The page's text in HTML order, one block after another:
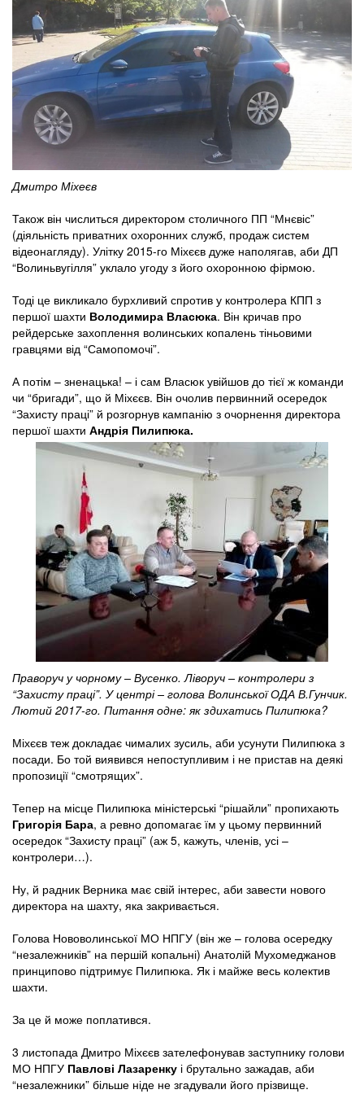
Дмитро Міхеєв
Також він числиться директором столичного ПП “Мнєвіс”
(діяльність приватних охоронних служб, продаж систем
відеонагляду). Улітку 2015-го Міхєєв дуже наполягав, аби ДП
“Волиньвугілля” уклало угоду з його охоронною фірмою.
Тоді це викликало бурхливий спротив у контролера КПП з
першої шахти Володимира Власюка. Він кричав про
рейдерське захоплення волинських копалень тіньовими
гравцями від “Самопомочі”.
А потім – зненацька! – і сам Власюк увійшов до тієї ж команди
чи “бригади”, що й Міхєєв. Він очолив первинний осередок
“Захисту праці” й розгорнув кампанію з очорнення директора
першої шахти Андрія Пилипюка.
Праворуч у чорному – Вусенко. Ліворуч – контролери з
“Захисту праці”. У центрі – голова Волинської ОДА В.Гунчик.
Лютий 2017-го. Питання одне: як здихатись Пилипюка?
Міхєєв теж докладає чималих зусиль, аби усунути Пилипюка з
посади. Бо той виявився непоступливим і не пристав на деякі
пропозиції “смотрящих”.
Тепер на місце Пилипюка міністерські “рішайли” пропихають
Григорія Бара, а ревно допомагає їм у цьому первинний
осередок “Захисту праці” (аж 5, кажуть, членів, усі –
контролери…).
Ну, й радник Верника має свій інтерес, аби завести нового
директора на шахту, яка закривається.
Голова Нововолинської МО НПГУ (він же – голова осередку
“незалежників” на першій копальні) Анатолій Мухомеджанов
принципово підтримує Пилипюка. Як і майже весь колектив
шахти.
За це й може поплатився.
3 листопада Дмитро Міхєєв зателефонував заступнику голови
МО НПГУ Павлові Лазаренку і брутально зажадав, аби
“незалежники” більше ніде не згадували його прізвище.